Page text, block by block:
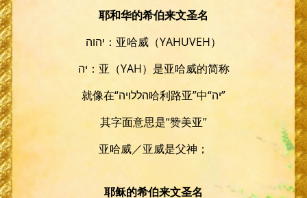
耶和华的希伯来文圣名
יהוה：亚哈威（YAHUVEH）
יה：亚（YAH）是亚哈威的简称
就像在“הללויה哈利路亚”中“יה”
其字面意思是“赞美亚”
亚哈威／亚威是父神；
耶稣的希伯来文圣名